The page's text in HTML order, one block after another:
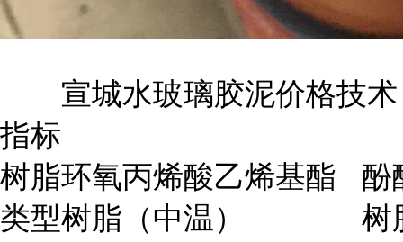
宣城水玻璃胶泥价格技术
指标
树脂
类型
环氧丙烯酸乙烯基酯
树脂（中温）
酚
树